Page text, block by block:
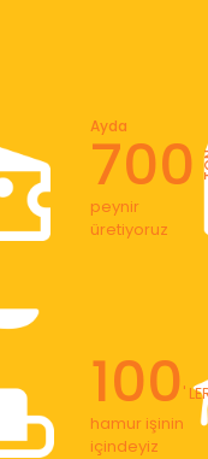
700
Ayda
peynir
üretiyoruz
100'
hamur işinin
içindeyiz